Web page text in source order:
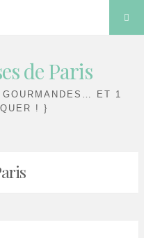
de Paris
ET 1
! }